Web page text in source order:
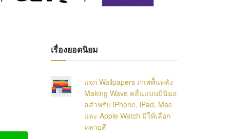
เรื่องยอดนิยม
แจก Wallpapers ภาพพื้นหลัง
Making Wave คลื่นแบบมินิมอ
ลสำหรับ iPhone, iPad, Mac
และ Apple Watch มีให้เลือก
หลายสี